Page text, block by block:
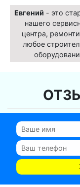
Евгений - это
нашего
центра,
любое